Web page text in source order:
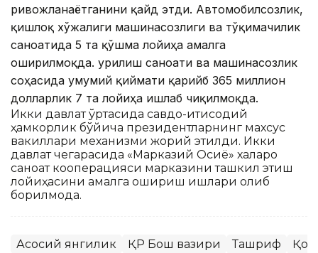
ривожланаётганини қайд этди. Автомобилсозлик,
қишлоқ хўжалиги машинасозлиги ва тўқимачилик
саноатида 5 та қўшма лойиҳа амалга
оширилмоқда. Қурилиш саноати ва машинасозлик
соҳасида умумий қиймати қарийб 365 миллион
долларлик 7 та лойиҳа ишлаб чиқилмоқда.
Икки давлат ўртасида савдо-иқтисодий
ҳамкорлик бўйича президентларнинг махсус
вакиллари механизми жорий этилди. Икки
давлат чегарасида «Марказий Осиё» халқаро
саноат кооперацияси марказини ташкил этиш
лойиҳасини амалга ошириш ишлари олиб
борилмоқда.
Асосий янгилик ҚР Бош вазири Ташриф